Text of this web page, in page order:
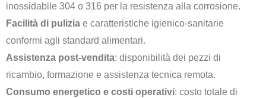
inossidabile 304 o 316 per la resistenza alla corrosione.
Facilità di pulizia e caratteristiche igienico-sanitarie
conformi agli standard alimentari.
Assistenza post-vendita: disponibilità dei pezzi di
ricambio, formazione e assistenza tecnica remota.
Consumo energetico e costi operativi: costo totale di